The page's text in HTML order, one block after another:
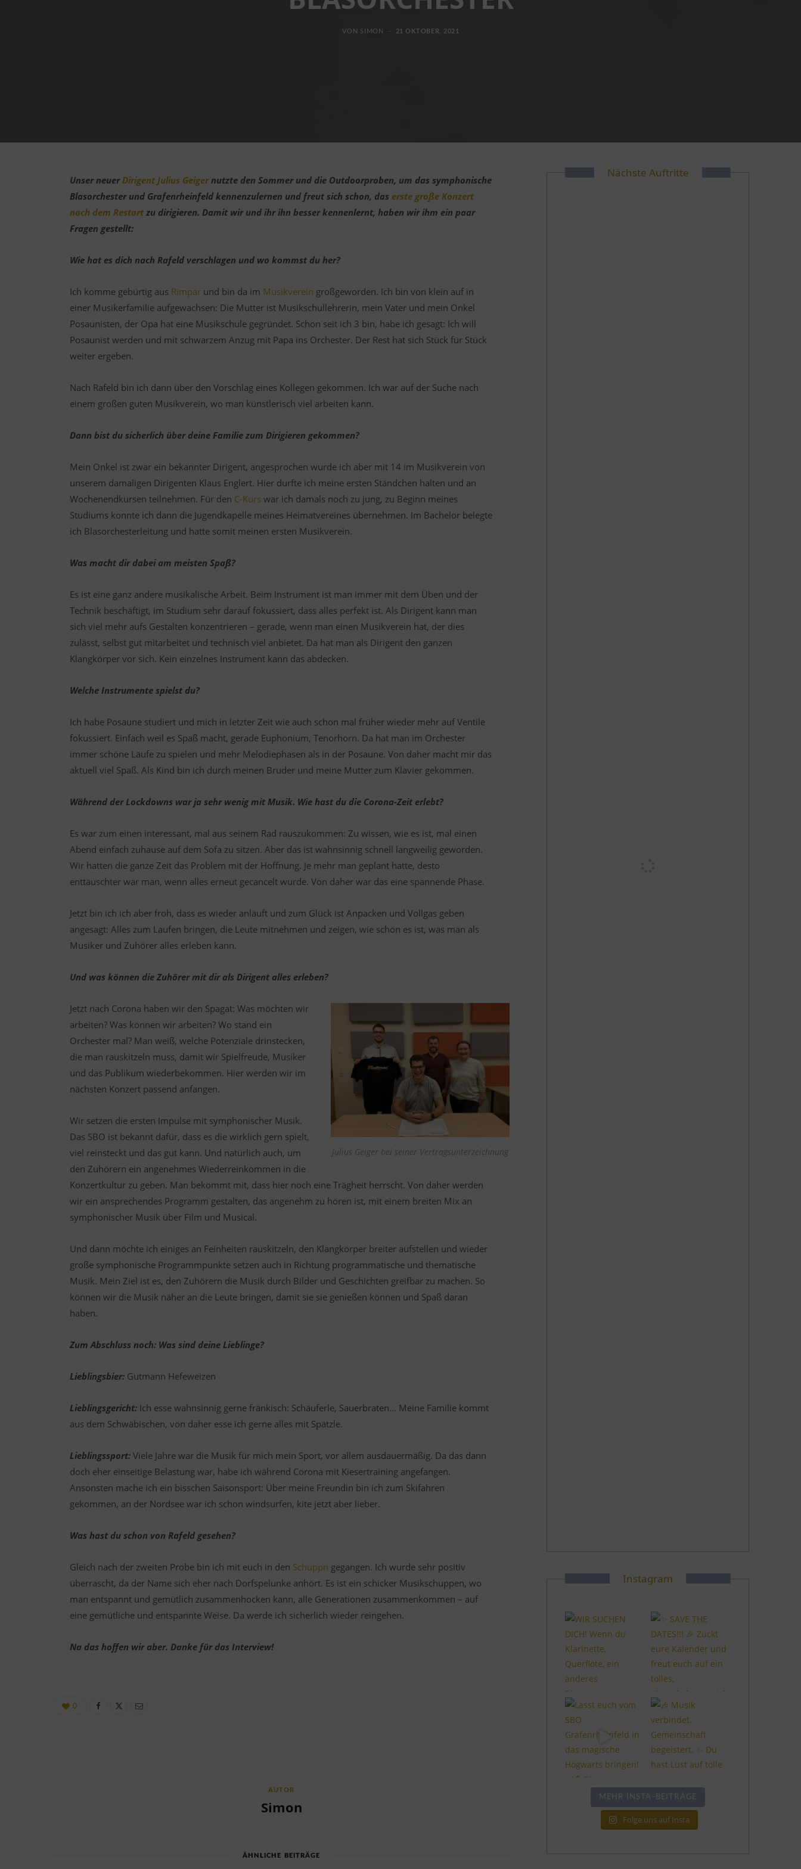
VON SIMON 21 OKTOBER, 2021
Unser neuerDirigent Julius Geigernutzte den Sommer und die Outdoorproben, um das symphonische
Blasorchester und Grafenrheinfeld kennenzulernen und freut sich schon, das erste große Konzert
nach dem Restartzu dirigieren. Damit wir und ihr ihn besser kennenlernt, haben wir ihm ein paar
Fragen gestellt:
Wie hat es dich nach Rafeld verschlagen und wo kommst du her?
Ich komme gebürtig aus Rimparund bin da im Musikverein großgeworden. Ich bin von klein auf in
einer Musikerfamilie aufgewachsen: Die Mutter ist Musikschullehrerin, mein Vater und mein Onkel
Posaunisten, der Opa hat eine Musikschule gegründet. Schon seit ich 3 bin, habe ich gesagt: Ich will
Posaunist werden und mit schwarzem Anzug mit Papa ins Orchester. Der Rest hat sich Stück für Stück
weiter ergeben.
Nach Rafeld bin ich dann über den Vorschlag eines Kollegen gekommen. Ich war auf der Suche nach
einem großen guten Musikverein, wo man künstlerisch viel arbeiten kann.
Dann bist du sicherlich über deine Familie zum Dirigieren gekommen?
Mein Onkel ist zwar ein bekannter Dirigent, angesprochen wurde ich aber mit 14 im Musikverein von
unserem damaligen Dirigenten Klaus Englert. Hier durfte ich meine ersten Ständchen halten und an
Wochenendkursen teilnehmen. Für den C-Kurswar ich damals noch zu jung, zu Beginn meines
Studiums konnte ich dann die Jugendkapelle meines Heimatvereines übernehmen. Im Bachelor belegte
ich Blasorchesterleitung und hatte somit meinen ersten Musikverein.
Was macht dir dabei am meisten Spaß?
Es ist eine ganz andere musikalische Arbeit. Beim Instrument ist man immer mit dem Üben und der
Technik beschäftigt, im Studium sehr darauf fokussiert, dass alles perfekt ist. Als Dirigent kann man
sich viel mehr aufs Gestalten konzentrieren – gerade, wenn man einen Musikverein hat, der dies
zulässt, selbst gut mitarbeitet und technisch viel anbietet. Da hat man als Dirigent den ganzen
Klangkörper vor sich. Kein einzelnes Instrument kann das abdecken.
Welche Instrumente spielst du?
Ich habe Posaune studiert und mich in letzter Zeit wie auch schon mal früher wieder mehr auf Ventile
fokussiert. Einfach weil es Spaß macht, gerade Euphonium, Tenorhorn. Da hat man im Orchester
immer schöne Läufe zu spielen und mehr Melodiephasen als in der Posaune. Von daher macht mir das
aktuell viel Spaß. Als Kind bin ich durch meinen Bruder und meine Mutter zum Klavier gekommen.
Während der Lockdowns war ja sehr wenig mit Musik. Wie hast du die Corona-Zeit erlebt?
Es war zum einen interessant, mal aus seinem Rad rauszukommen: Zu wissen, wie es ist, mal einen
Abend einfach zuhause auf dem Sofa zu sitzen. Aber das ist wahnsinnig schnell langweilig geworden.
Wir hatten die ganze Zeit das Problem mit der Hoffnung. Je mehr man geplant hatte, desto
enttäuschter war man, wenn alles erneut gecancelt wurde. Von daher war das eine spannende Phase.
Jetzt bin ich ich aber froh, dass es wieder anläuft und zum Glück ist Anpacken und Vollgas geben
angesagt: Alles zum Laufen bringen, die Leute mitnehmen und zeigen, wie schön es ist, was man als
Musiker und Zuhörer alles erleben kann.
Und was können die Zuhörer mit dir als Dirigent alles erleben?
Julius Geiger bei seiner Vertragsunterzeichnung
Jetzt nach Corona haben wir den Spagat: Was möchten wir
arbeiten? Was können wir arbeiten? Wo stand ein
Orchester mal? Man weiß, welche Potenziale drinstecken,
die man rauskitzeln muss, damit wir Spielfreude, Musiker
und das Publikum wiederbekommen. Hier werden wir im
nächsten Konzert passend anfangen.
Wir setzen die ersten Impulse mit symphonischer Musik.
Das SBO ist bekannt dafür, dass es die wirklich gern spielt,
viel reinsteckt und das gut kann. Und natürlich auch, um
den Zuhörern ein angenehmes Wiederreinkommen in die
Konzertkultur zu geben. Man bekommt mit, dass hier noch eine Trägheit herrscht. Von daher werden
wir ein ansprechendes Programm gestalten, das angenehm zu hören ist, mit einem breiten Mix an
symphonischer Musik über Film und Musical.
Und dann möchte ich einiges an Feinheiten rauskitzeln, den Klangkörper breiter aufstellen und wieder
große symphonische Programmpunkte setzen auch in Richtung programmatische und thematische
Musik. Mein Ziel ist es, den Zuhörern die Musik durch Bilder und Geschichten greifbar zu machen. So
können wir die Musik näher an die Leute bringen, damit sie sie genießen können und Spaß daran
haben.
Zum Abschluss noch: Was sind deine Lieblinge?
Lieblingsbier:Gutmann Hefeweizen
Lieblingsgericht:Ich esse wahnsinnig gerne fränkisch: Schäuferle, Sauerbraten… Meine Familie kommt
aus dem Schwäbischen, von daher esse ich gerne alles mit Spätzle.
Lieblingssport:Viele Jahre war die Musik für mich mein Sport, vor allem ausdauermäßig. Da das dann
doch eher einseitige Belastung war, habe ich während Corona mit Kiesertraining angefangen.
Ansonsten mache ich ein bisschen Saisonsport: Über meine Freundin bin ich zum Skifahren
gekommen, an der Nordsee war ich schon windsurfen, kite jetzt aber lieber.
Was hast du schon von Rafeld gesehen?
Gleich nach der zweiten Probe bin ich mit euch in den Schuppn gegangen. Ich wurde sehr positiv
überrascht, da der Name sich eher nach Dorfspelunke anhört. Es ist ein schicker Musikschuppen, wo
man entspannt und gemütlich zusammenhocken kann, alle Generationen zusammenkommen – auf
eine gemütliche und entspannte Weise. Da werde ich sicherlich wieder reingehen.
Na das hoffen wir aber. Danke für das Interview!
0
AUTOR
Simon
ÄHNLICHE BEITRÄGE
Nächste Auftritte
Instagram
MEHR INSTA-BEITRÄGE
Folge uns auf Insta